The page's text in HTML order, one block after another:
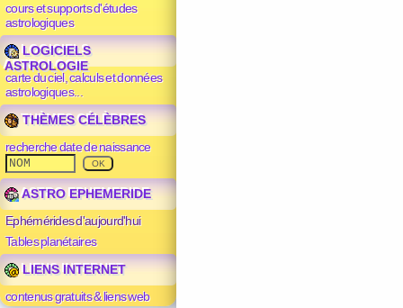
cours et supports d'études
astrologiques
LOGICIELS
ASTROLOGIE
carte du ciel, calculs et données
astrologiques...
THÈMES CÉLÈBRES
recherche date de naissance
ASTRO EPHEMERIDE
Ephémérides d'aujourd'hui
Tables planétaires
LIENS INTERNET
contenus gratuits & liens web